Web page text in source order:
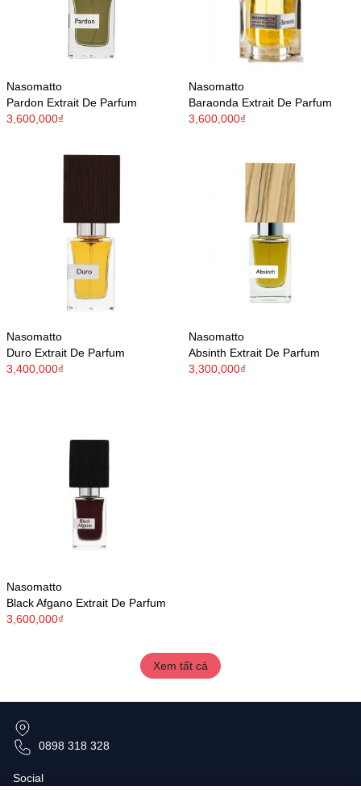
Nasomatto
Pardon Extrait De Parfum
3,600,000₫
Nasomatto
Baraonda Extrait De Parfum
3,600,000₫
Nasomatto
Duro Extrait De Parfum
3,400,000₫
Nasomatto
Absinth Extrait De Parfum
3,300,000₫
Nasomatto
Black Afgano Extrait De Parfum
3,600,000₫
Xem tất cả
0898 318 328
Social